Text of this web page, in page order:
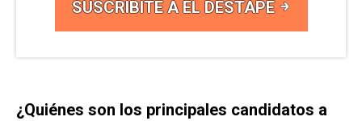
SUSCRIBITE A EL DESTAPE
¿Quiénes son los principales candidatos a